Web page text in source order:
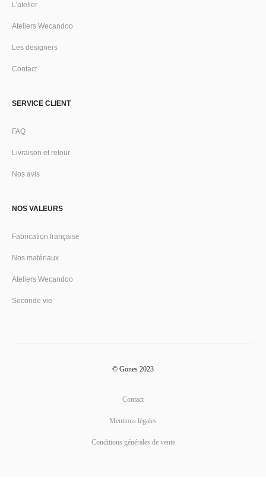
L’atelier
Ateliers Wecandoo
Les designers
Contact
SERVICE CLIENT
FAQ
Livraison et retour
Nos avis
NOS VALEURS
Fabrication française
Nos matériaux
Ateliers Wecandoo
Seconde vie
© Gones 2023
Contact
Mentions légales
Conditions générales de vente